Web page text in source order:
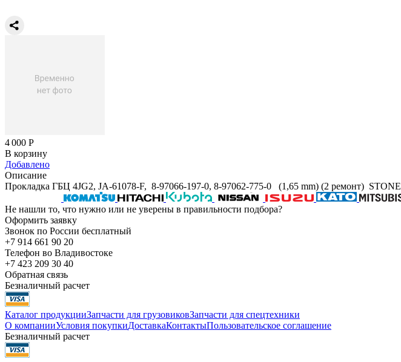
4 000 Р
В корзину
Добавлено
Описание
Прокладка ГБЦ 4JG2, JA-61078-F, 8-97066-197-0, 8-97062-775-0 (1,65 mm) (2 ремонт) STONE
Не нашли то, что нужно или не уверены в правильности подбора?
Оформить заявку
Звонок по России бесплатный
+7 914 661 90 20
Телефон во Владивостоке
+7 423 209 30 40
Обратная связь
Безналичный расчет
Каталог продукцииЗапчасти для грузовиковЗапчасти для спецтехники
О компанииУсловия покупкиДоставкаКонтактыПользовательское соглашение
Безналичный расчет